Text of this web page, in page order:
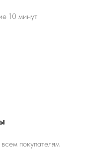
10 минут
покупателям